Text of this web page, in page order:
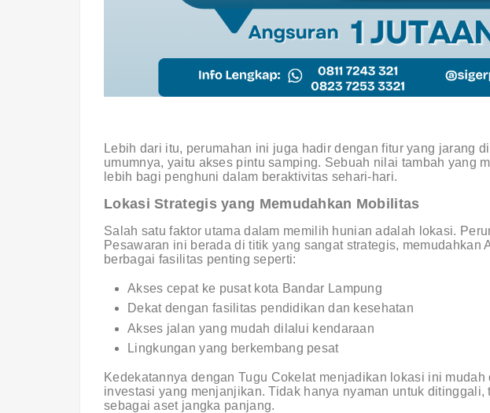
Lebih dari itu, perumahan ini juga hadir dengan fitur yang jarang
umumnya, yaitu akses pintu samping. Sebuah nilai tambah yang
lebih bagi penghuni dalam beraktivitas sehari-hari.
Lokasi Strategis yang Memudahkan Mobilitas
Salah satu faktor utama dalam memilih hunian adalah lokasi.
Pesawaran ini berada di titik yang sangat strategis, memudahkan
berbagai fasilitas penting seperti:
Akses cepat ke pusat kota Bandar Lampung
Dekat dengan fasilitas pendidikan dan kesehatan
Akses jalan yang mudah dilalui kendaraan
Lingkungan yang berkembang pesat
Kedekatannya dengan Tugu Cokelat menjadikan lokasi ini
investasi yang menjanjikan. Tidak hanya nyaman untuk ditinggali,
sebagai aset jangka panjang.